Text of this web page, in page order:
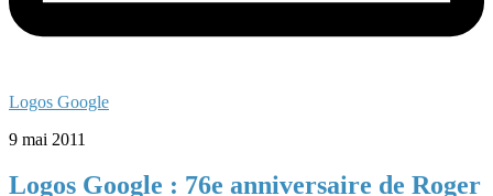
Logos Google
9 mai 2011
Logos Google : 76e anniversaire de Roger